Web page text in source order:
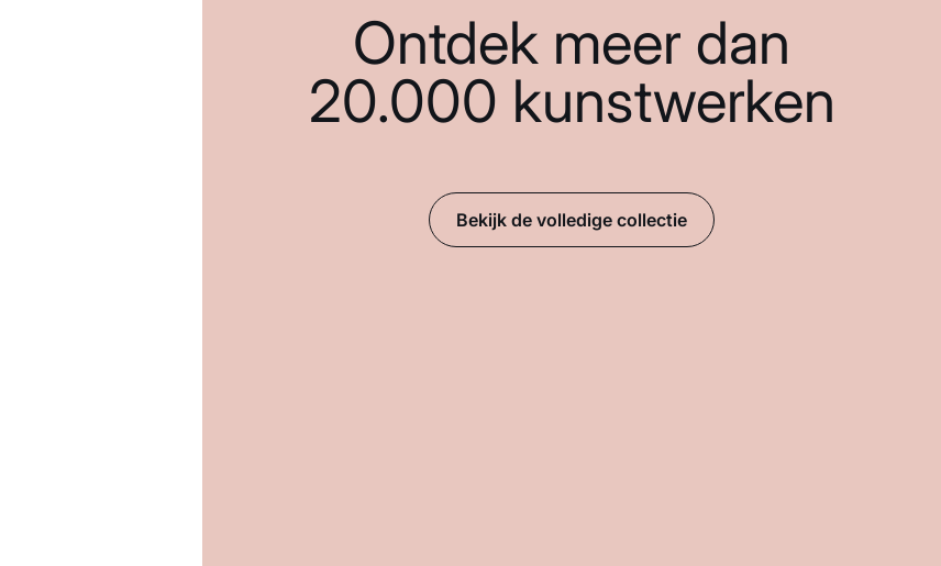
Ontdek meer dan
20.000 kunstwerken
Bekijk de volledige collectie